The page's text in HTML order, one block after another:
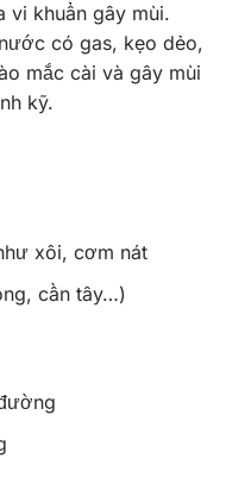
khuẩn gây mùi.
có gas, kẹo dẻo,
mắc cài và gây mùi
kỹ.
xôi, cơm nát
cần tây…)